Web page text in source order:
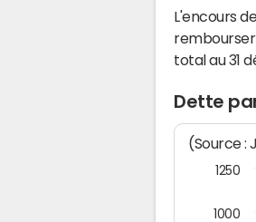
L'encours
rembourser
total au 31
Dette
(Source :
1000
1250